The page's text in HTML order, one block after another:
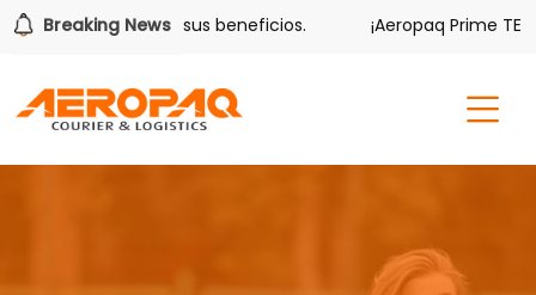
Breaking News
también tiene sus beneficios. ¡Aeropaq Prime TE DA